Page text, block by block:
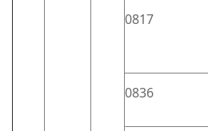
0817
0836